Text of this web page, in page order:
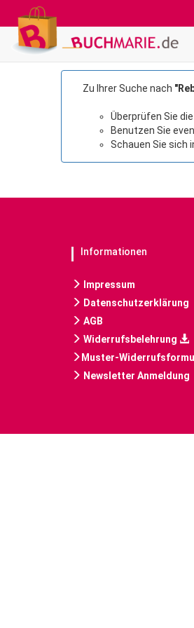
Zu Ihrer Suche nach
Überprüfen Sie
Benutzen Sie
Schauen Sie sich
Informationen
Impressum
Datenschutzerklärung
AGB
Widerrufsbelehrung
Muster-
Newsletter Anmeldung